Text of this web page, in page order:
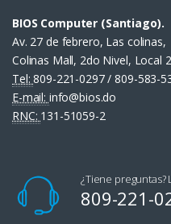
BIOS Computer (Santiago).
Av. 27 de febrero, Las colinas,
Colinas Mall, 2do Nivel, Local
Tel:809-221-0297 / 809-583-
E-mail: info@bios.do
RNC: 131-51059-2
¿Tiene preguntas?
809-221-